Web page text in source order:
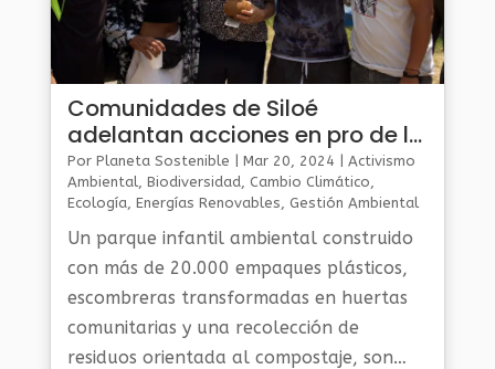
Comunidades de Siloé
adelantan acciones en pro de la
paz con naturaleza
Por Planeta Sostenible Mar 20, 2024
Activismo
Ambiental Biodiversidad Cambio Climático
Ecología Energías Renovables Gestión Ambiental
Al Día,Planeta Verde
Un parque infantil ambiental construido
con más de 20.000 empaques plásticos,
escombreras transformadas en huertas
comunitarias y una recolección de
residuos orientada al compostaje, son